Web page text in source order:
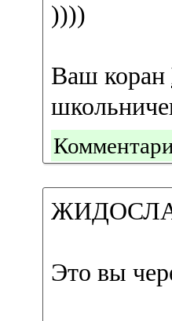
))))
Ваш коран
Это вы